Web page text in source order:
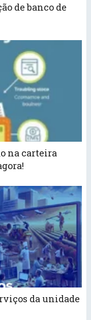
de banco de
na carteira
da unidade